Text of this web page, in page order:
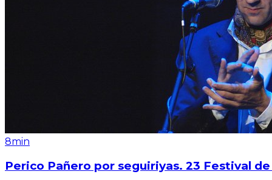
8min
Perico Pañero por seguiriyas. 23 Festival